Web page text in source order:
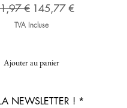
original
€ Prix promotionnel
145,77 €
TVA Incluse
Ajouter au panier
NEWSLETTER !